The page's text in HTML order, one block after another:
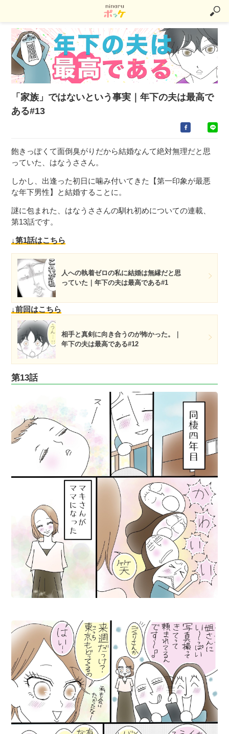
「家族」ではないという事実｜年下の夫は最高で
ある#13
飽きっぽくて面倒臭がりだから結婚なんて絶対無理だと思
っていた、はなうささん。
しかし、出逢った初日に噛み付いてきた【第一印象が最悪
な年下男性】と結婚することに。
謎に包まれた、はなうささんの馴れ初めについての連載、
第13話です。
↓第1話はこちら
人への執着ゼロの私に結婚は無縁だと思
っていた｜年下の夫は最高である#1
↓前回はこちら
相手と真剣に向き合うのが怖かった。｜
年下の夫は最高である#12
第13話